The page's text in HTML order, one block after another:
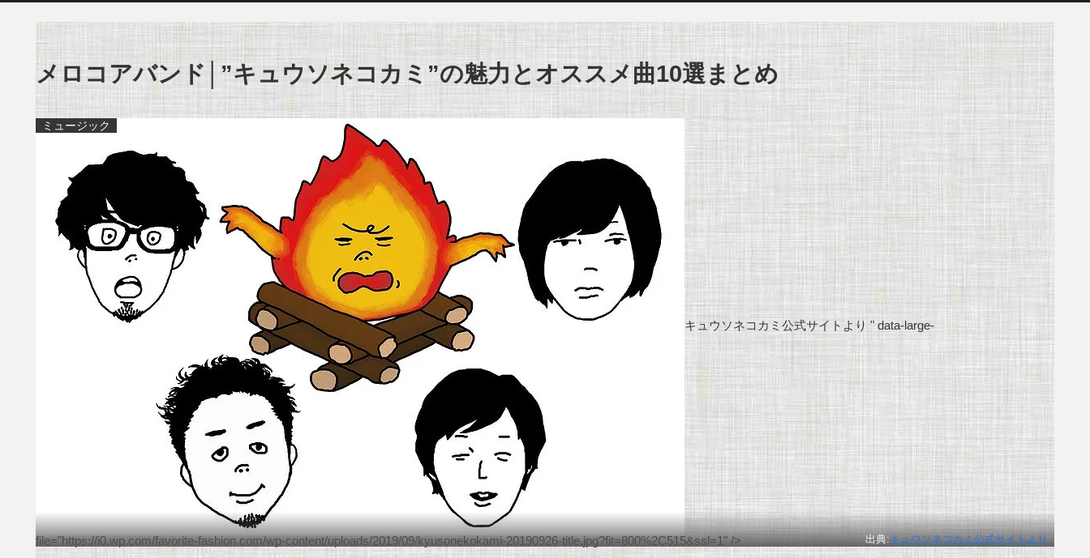
メロコアバンド│”キュウソネコカミ”の魅力とオススメ曲10選まとめ
キュウソネコカミ公式サイトより " data-large-
file="https://i0.wp.com/favorite-fashion.com/wp-content/uploads/2019/09/kyusonekokami-20190926-title.jpg?fit=800%2C515&ssl=1" />
ミュージック
出典:キュウソネコカミ公式サイトより